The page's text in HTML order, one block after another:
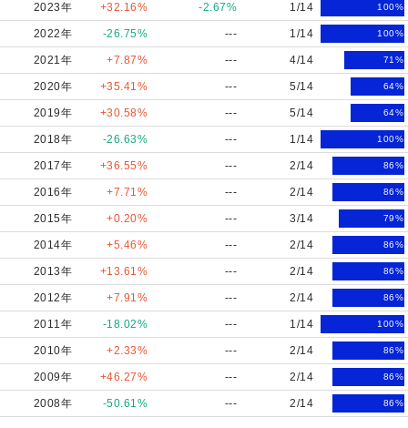
2023年 +32.16% -2.67% 1/14 100%
2022年 -26.75% --- 1/14 100%
2021年 +7.87% --- 4/14 71%
2020年 +35.41% --- 5/14 64%
2019年 +30.58% --- 5/14 64%
2018年 -26.63% --- 1/14 100%
2017年 +36.55% --- 2/14 86%
2016年 +7.71% --- 2/14 86%
2015年 +0.20% --- 3/14 79%
2014年 +5.46% --- 2/14 86%
2013年 +13.61% --- 2/14 86%
2012年 +7.91% --- 2/14 86%
2011年 -18.02% --- 1/14 100%
2010年 +2.33% --- 2/14 86%
2009年 +46.27% --- 2/14 86%
2008年 -50.61% --- 2/14 86%